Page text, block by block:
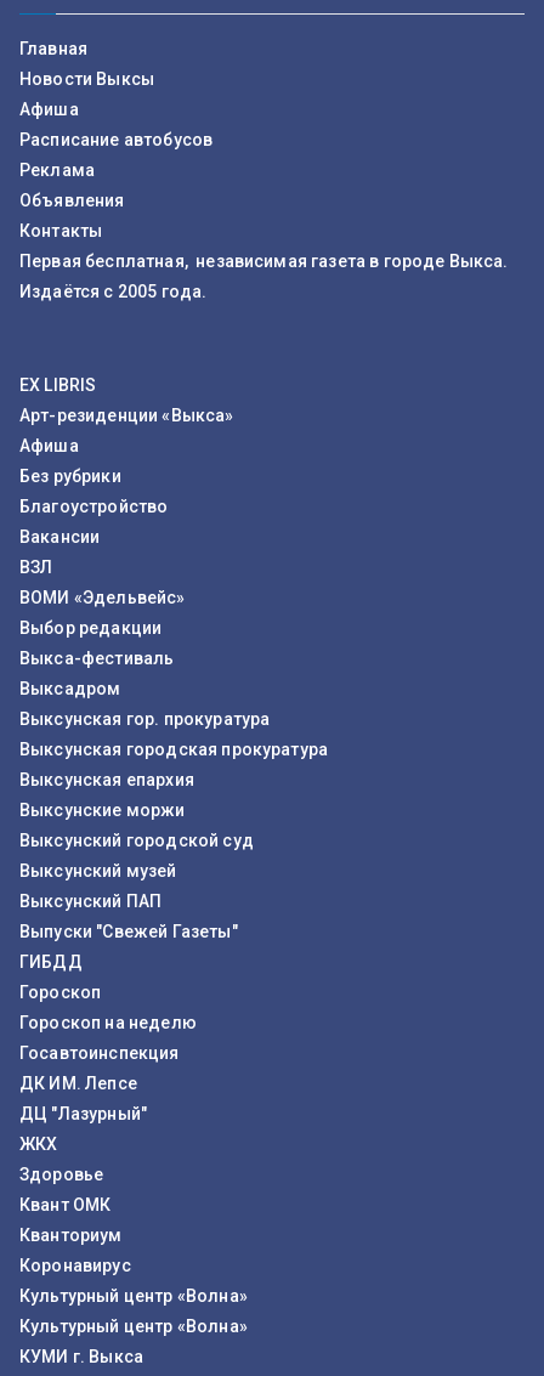
Главная
Новости Выксы
Афиша
Расписание автобусов
Реклама
Объявления
Контакты
Первая бесплатная, независимая газета в городе Выкса.
Издаётся с 2005 года.
EX LIBRIS
Арт-резиденции «Выкса»
Афиша
Без рубрики
Благоустройство
Вакансии
ВЗЛ
ВОМИ «Эдельвейс»
Выбор редакции
Выкса-фестиваль
Выксадром
Выксунская гор. прокуратура
Выксунская городская прокуратура
Выксунская епархия
Выксунские моржи
Выксунский городской суд
Выксунский музей
Выксунский ПАП
Выпуски "Свежей Газеты"
ГИБДД
Гороскоп
Гороскоп на неделю
Госавтоинспекция
ДК ИМ. Лепсе
ДЦ "Лазурный"
ЖКХ
Здоровье
Квант ОМК
Кванториум
Коронавирус
Культурный центр «Волна»
Культурный центр «Волна»
КУМИ г. Выкса